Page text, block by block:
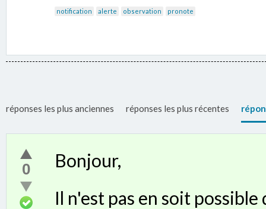
notification alerte observation pronote
réponses les plus anciennes réponses les plus récentes
0
Bonjour,
Il n'est pas en soit